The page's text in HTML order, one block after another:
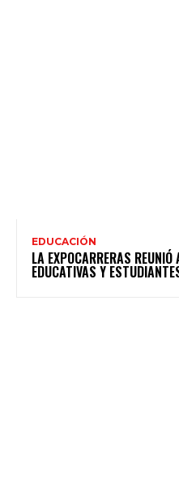
EDUCACIÓN
LA EXPOCARRERAS
EDUCATIVAS Y